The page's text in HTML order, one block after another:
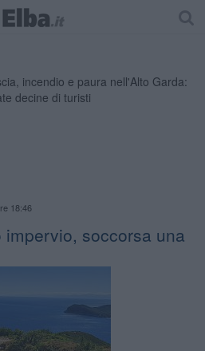
18:46
soccorsa una